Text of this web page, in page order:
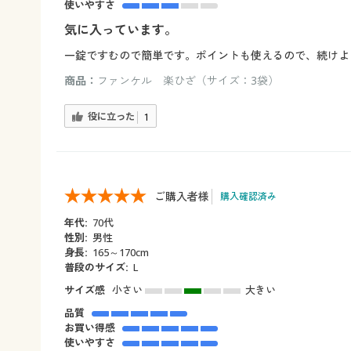
使いやすさ
気に入っています。
一錠ですむので簡単です。ポイントも使えるので、続けよ
商品： ファンケル 楽ひざ（サイズ：3袋）
役に立った 1
ご購入者様 購入確認済み
年代: 70代
性別: 男性
身長: 165～170cm
普段のサイズ: L
サイズ感 小さい
大きい
品質
お買い得感
使いやすさ